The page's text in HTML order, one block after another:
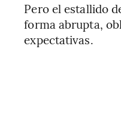
Pero el estallido
forma abrupta,
expectativas.